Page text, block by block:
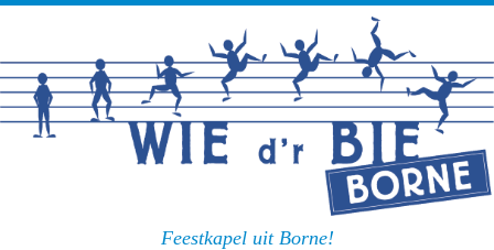
Feestkapel uit Borne!